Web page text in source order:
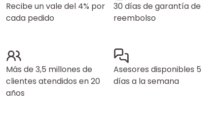
Recibe un vale del 4% por
cada pedido
30 días de garantía de
reembolso
Más de 3,5 millones de
clientes atendidos en 20
años
Asesores disponibles 5
días a la semana